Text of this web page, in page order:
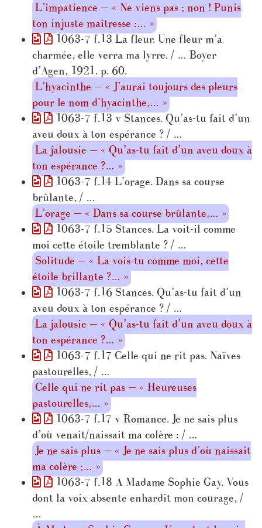
L’impatience — « Ne viens pas ; non ! Punis
ton injuste maîtresse :… »
1063-7 f.13 La fleur. Une fleur m’a
charmée, elle verra ma lyrre. / … Boyer
d’Agen, 1921. p. 60.
L’hyacinthe — « J’aurai toujours des pleurs
pour le nom d’hyacinthe,… »
1063-7 f.13 v Stances. Qu’as-tu fait d’un
aveu doux à ton espérance ? / …
La jalousie — « Qu’as-tu fait d’un aveu doux à
ton espérance ?… »
1063-7 f.14 L’orage. Dans sa course
brûlante, / …
L’orage — « Dans sa course brûlante,… »
1063-7 f.15 Stances. La voit-il comme
moi cette étoile tremblante ? / …
Solitude — « La vois-tu comme moi, cette
étoile brillante ?… »
1063-7 f.16 Stances. Qu’as-tu fait d’un
aveu doux à ton espérance ? / …
La jalousie — « Qu’as-tu fait d’un aveu doux à
ton espérance ?… »
1063-7 f.17 Celle qui ne rit pas. Naïves
pastourelles, / …
Celle qui ne rit pas — « Heureuses
pastourelles,… »
1063-7 f.17 v Romance. Je ne sais plus
d’où venait/naissait ma colère : / …
Je ne sais plus — « Je ne sais plus d’où naissait
ma colère ;… »
1063-7 f.18 A Madame Sophie Gay. Vous
dont la voix absente enhardit mon courage, /
…